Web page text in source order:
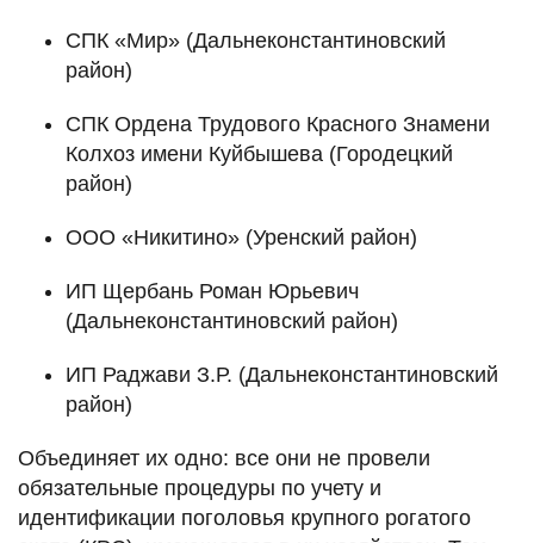
СПК «Мир» (Дальнеконстантиновский
район)
СПК Ордена Трудового Красного Знамени
Колхоз имени Куйбышева (Городецкий
район)
ООО «Никитино» (Уренский район)
ИП Щербань Роман Юрьевич
(Дальнеконстантиновский район)
ИП Раджави З.Р. (Дальнеконстантиновский
район)
Объединяет их одно: все они не провели
обязательные процедуры по учету и
идентификации поголовья крупного рогатого